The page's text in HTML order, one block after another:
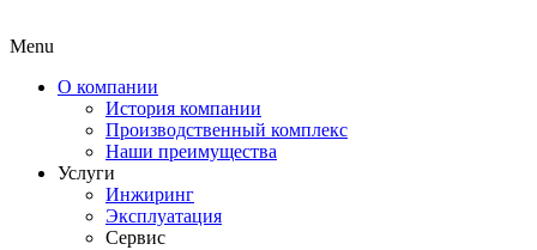
Menu
О компании
История компании
Производственный комплекс
Наши преимущества
Услуги
Инжиринг
Эксплуатация
Сервис